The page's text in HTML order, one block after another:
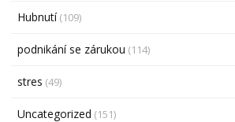
Hubnutí(109)
podnikání se zárukou (114)
stres (49)
Uncategorized (151)